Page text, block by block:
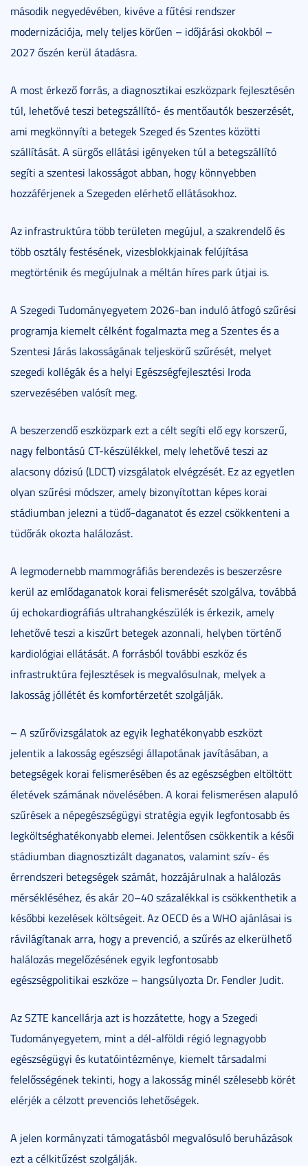
második negyedévében, kivéve a fűtési rendszer
modernizációja, mely teljes körűen – időjárási okokból –
2027 őszén kerül átadásra.
A most érkező forrás, a diagnosztikai eszközpark fejlesztésén
túl, lehetővé teszi betegszállító- és mentőautók beszerzését,
ami megkönnyíti a betegek Szeged és Szentes közötti
szállítását. A sürgős ellátási igényeken túl a betegszállító
segíti a szentesi lakosságot abban, hogy könnyebben
hozzáférjenek a Szegeden elérhető ellátásokhoz.
Az infrastruktúra több területen megújul, a szakrendelő és
több osztály festésének, vizesblokkjainak felújítása
megtörténik és megújulnak a méltán híres park útjai is.
A Szegedi Tudományegyetem 2026-ban induló átfogó szűrési
programja kiemelt célként fogalmazta meg a Szentes és a
Szentesi Járás lakosságának teljeskörű szűrését, melyet
szegedi kollégák és a helyi Egészségfejlesztési Iroda
szervezésében valósít meg.
A beszerzendő eszközpark ezt a célt segíti elő egy korszerű,
nagy felbontású CT-készülékkel, mely lehetővé teszi az
alacsony dózisú (LDCT) vizsgálatok elvégzését. Ez az egyetlen
olyan szűrési módszer, amely bizonyítottan képes korai
stádiumban jelezni a tüdő-daganatot és ezzel csökkenteni a
tüdőrák okozta halálozást.
A legmodernebb mammográfiás berendezés is beszerzésre
kerül az emlődaganatok korai felismerését szolgálva, továbbá
új echokardiográfiás ultrahangkészülék is érkezik, amely
lehetővé teszi a kiszűrt betegek azonnali, helyben történő
kardiológiai ellátását. A forrásból további eszköz és
infrastruktúra fejlesztések is megvalósulnak, melyek a
lakosság jóllétét és komfortérzetét szolgálják.
– A szűrővizsgálatok az egyik leghatékonyabb eszközt
jelentik a lakosság egészségi állapotának javításában, a
betegségek korai felismerésében és az egészségben eltöltött
életévek számának növelésében. A korai felismerésen alapuló
szűrések a népegészségügyi stratégia egyik legfontosabb és
legköltséghatékonyabb elemei. Jelentősen csökkentik a késői
stádiumban diagnosztizált daganatos, valamint szív- és
érrendszeri betegségek számát, hozzájárulnak a halálozás
mérsékléséhez, és akár 20–40 százalékkal is csökkenthetik a
későbbi kezelések költségeit. Az OECD és a WHO ajánlásai is
rávilágítanak arra, hogy a prevenció, a szűrés az elkerülhető
halálozás megelőzésének egyik legfontosabb
egészségpolitikai eszköze – hangsúlyozta Dr. Fendler Judit.
Az SZTE kancellárja azt is hozzátette, hogy a Szegedi
Tudományegyetem, mint a dél-alföldi régió legnagyobb
egészségügyi és kutatóintézménye, kiemelt társadalmi
felelősségének tekinti, hogy a lakosság minél szélesebb körét
elérjék a célzott prevenciós lehetőségek.
A jelen kormányzati támogatásból megvalósuló beruházások
ezt a célkitűzést szolgálják.